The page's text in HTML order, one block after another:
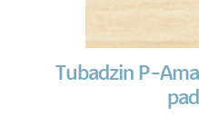
Tubadzin P-